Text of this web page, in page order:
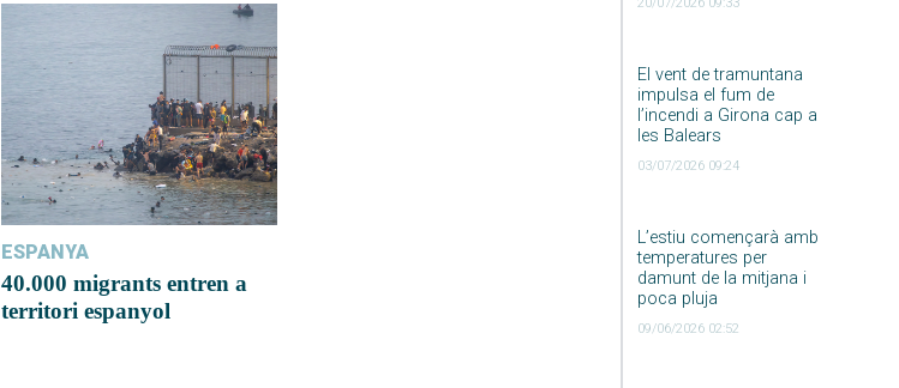
El vent de tramuntana
impulsa el fum de
l’incendi a Girona cap a
les Balears
03/07/2026 09:24
L’estiu començarà amb
temperatures per
damunt de la mitjana i
poca pluja
09/06/2026 02:52
ESPANYA
40.000 migrants entren a
territori espanyol